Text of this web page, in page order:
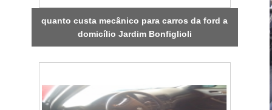
quanto custa mecânico para carros da ford a
domicílio Jardim Bonfiglioli